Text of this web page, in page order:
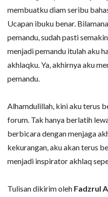
membuatku diam seribu
Ucapan ibuku benar.
pemandu, sudah pasti
menjadi pemandu itulah aku
akhlaqku. Ya, akhirnya aku
pemandu.
Alhamdulillah, kini aku terus
forum. Tak hanya berlatih
berbicara dengan menjaga
kekurangan, aku akan terus
menjadi inspirator akhlaq
Tulisan dikirim oleh Fadzrul